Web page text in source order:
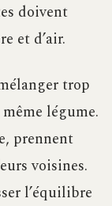
doivent
et d’air.
trop
légume.
prennent
voisines.
l’équilibre